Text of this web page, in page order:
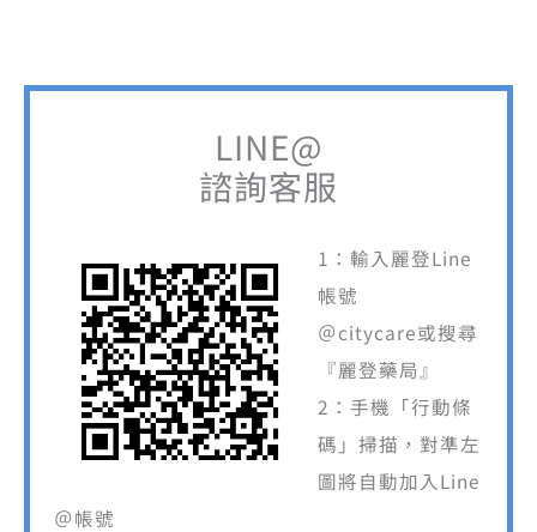
LINE@
諮詢客服
1：輸入麗登Line
帳號
＠citycare或搜尋
『麗登藥局』
2：手機「行動條
碼」掃描，對準左
圖將自動加入Line
＠帳號